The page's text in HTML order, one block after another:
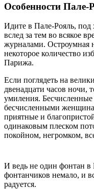
Особенности Пале-
Идите в Пале-Рояль,
вслед за тем во всякое
журналами. Остроумная
некоторое количество
Парижа.
Если поглядеть на
двенадцати часов ночи,
умиления.
бесчисленными
приятные и
одинаковым плеском
покойном, негромком,
И ведь не один фонтан
фонтанчиков немало, и
радуется.